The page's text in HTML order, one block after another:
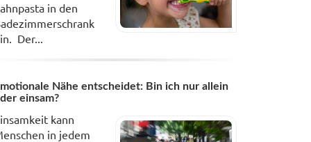
in den
Der...
Nähe entscheidet: Bin ich nur allein
einsam?
kann
in jedem